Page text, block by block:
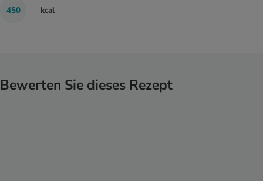
450 kcal
Bewerten Sie dieses Rezept